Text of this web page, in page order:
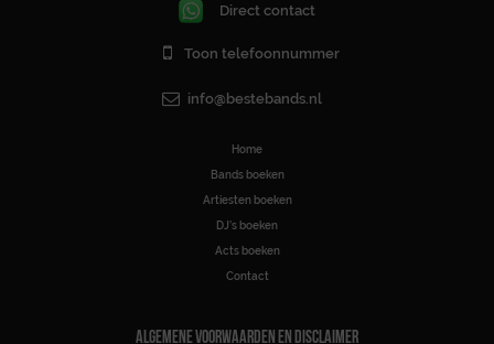
Direct contact
Toon telefoonnummer
info@bestebands.nl
Home
Bands boeken
Artiesten boeken
DJ’s boeken
Acts boeken
Contact
ALGEMENE VOORWAARDEN EN DISCLAIMER